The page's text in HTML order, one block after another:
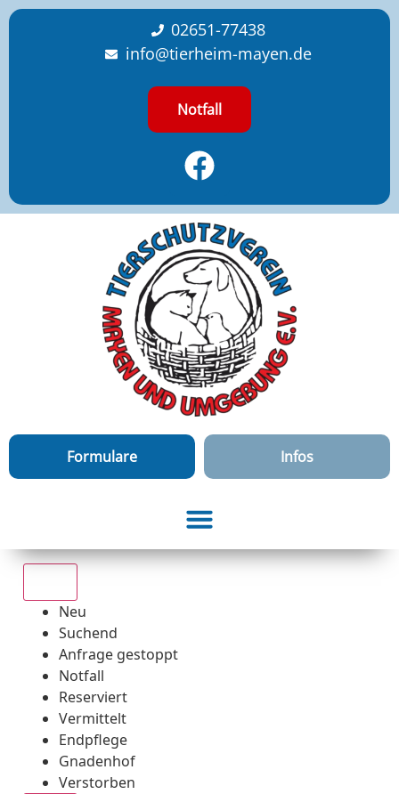
content
02651-77438
info@tierheim-mayen.de
Notfall
Formulare Infos
Neu
Suchend
Anfrage gestoppt
Notfall
Reserviert
Vermittelt
Endpflege
Gnadenhof
Verstorben